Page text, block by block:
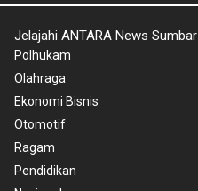
Jelajahi ANTARA News Sumbar
Polhukam
Olahraga
Ekonomi Bisnis
Otomotif
Ragam
Pendidikan